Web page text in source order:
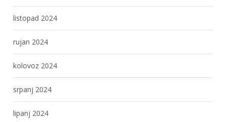
listopad 2024
rujan 2024
kolovoz 2024
srpanj 2024
lipanj 2024